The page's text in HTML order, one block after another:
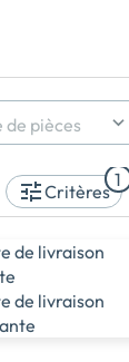
+
+
de pièces
Critères
1
de livraison
de livraison